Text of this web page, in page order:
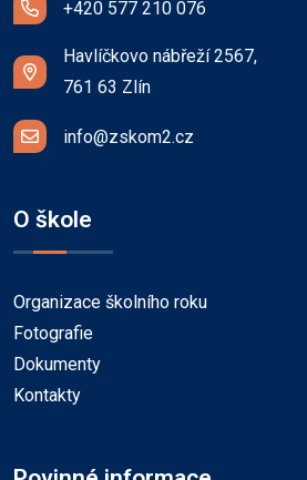
+420 577 210 076
Havlíčkovo nábřeží 2567,
761 63 Zlín
info@zskom2.cz
O škole
Organizace školního roku
Fotografie
Dokumenty
Kontakty